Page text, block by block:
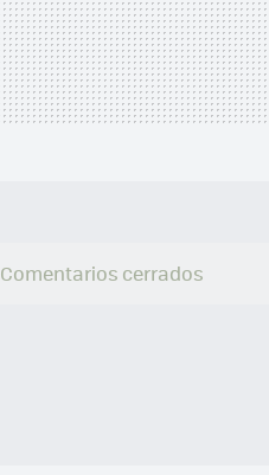
Comentarios cerrados